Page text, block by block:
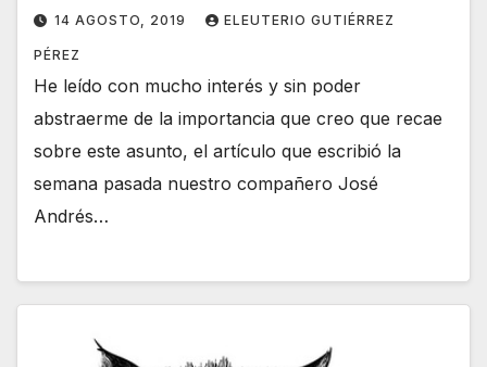
14 AGOSTO, 2019 ELEUTERIO GUTIÉRREZ
PÉREZ
He leído con mucho interés y sin poder
abstraerme de la importancia que creo que recae
sobre este asunto, el artículo que escribió la
semana pasada nuestro compañero José
Andrés…